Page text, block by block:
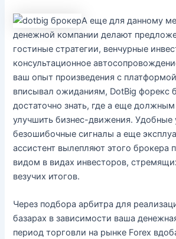
А еще для данному
денежной компании делают
гостиные стратегии, венчурные
консультационное
ваш опыт произведения с
вписывал ожиданиям, DotBig форекс
достаточно знать, где а еще
улучшить бизнес-движения. Удобные
безошибочные сигналы а еще
ассистент вылепляют этого брокера
видом в видах инвесторов,
везучих итогов.
Через подбора арбитра для
базарах в зависимости ваша
период торговли на рынке Forex